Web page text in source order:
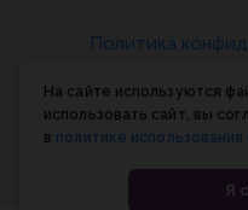
Политика
На сайте используются
использовать сайт, вы
в политике
Я